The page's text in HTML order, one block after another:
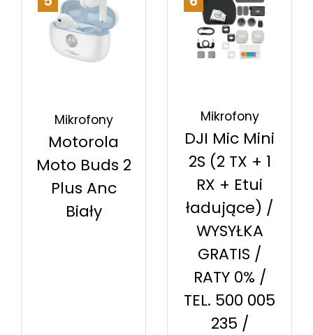
Mikrofony
Motorola
Moto Buds 2
Plus Anc
Biały
Mikrofony
DJI Mic Mini
2S (2 TX + 1
RX + Etui
ładujące) /
WYSYŁKA
GRATIS /
RATY 0% /
TEL. 500 005
235 /